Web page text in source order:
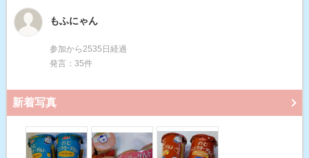
もふにゃん
参加から2535日経過
発言：35件
新着写真